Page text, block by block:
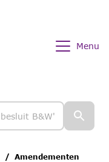
Menu
Amendementen